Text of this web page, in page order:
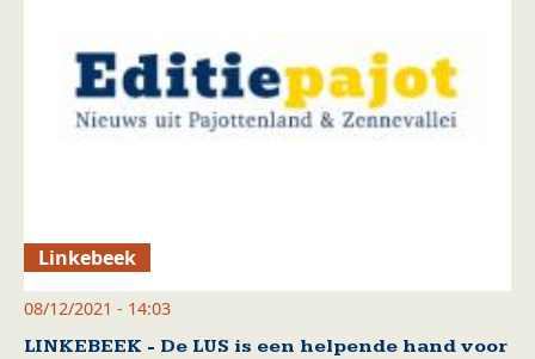
Linkebeek
08/12/2021 - 14:03
LINKEBEEK - De LUS is een helpende hand voor